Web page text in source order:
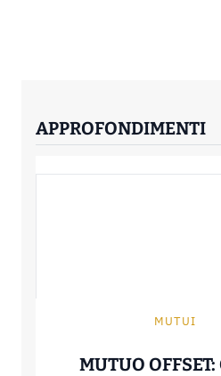
APPROFONDIMENTI
MUTUI
MUTUO OFFSET: